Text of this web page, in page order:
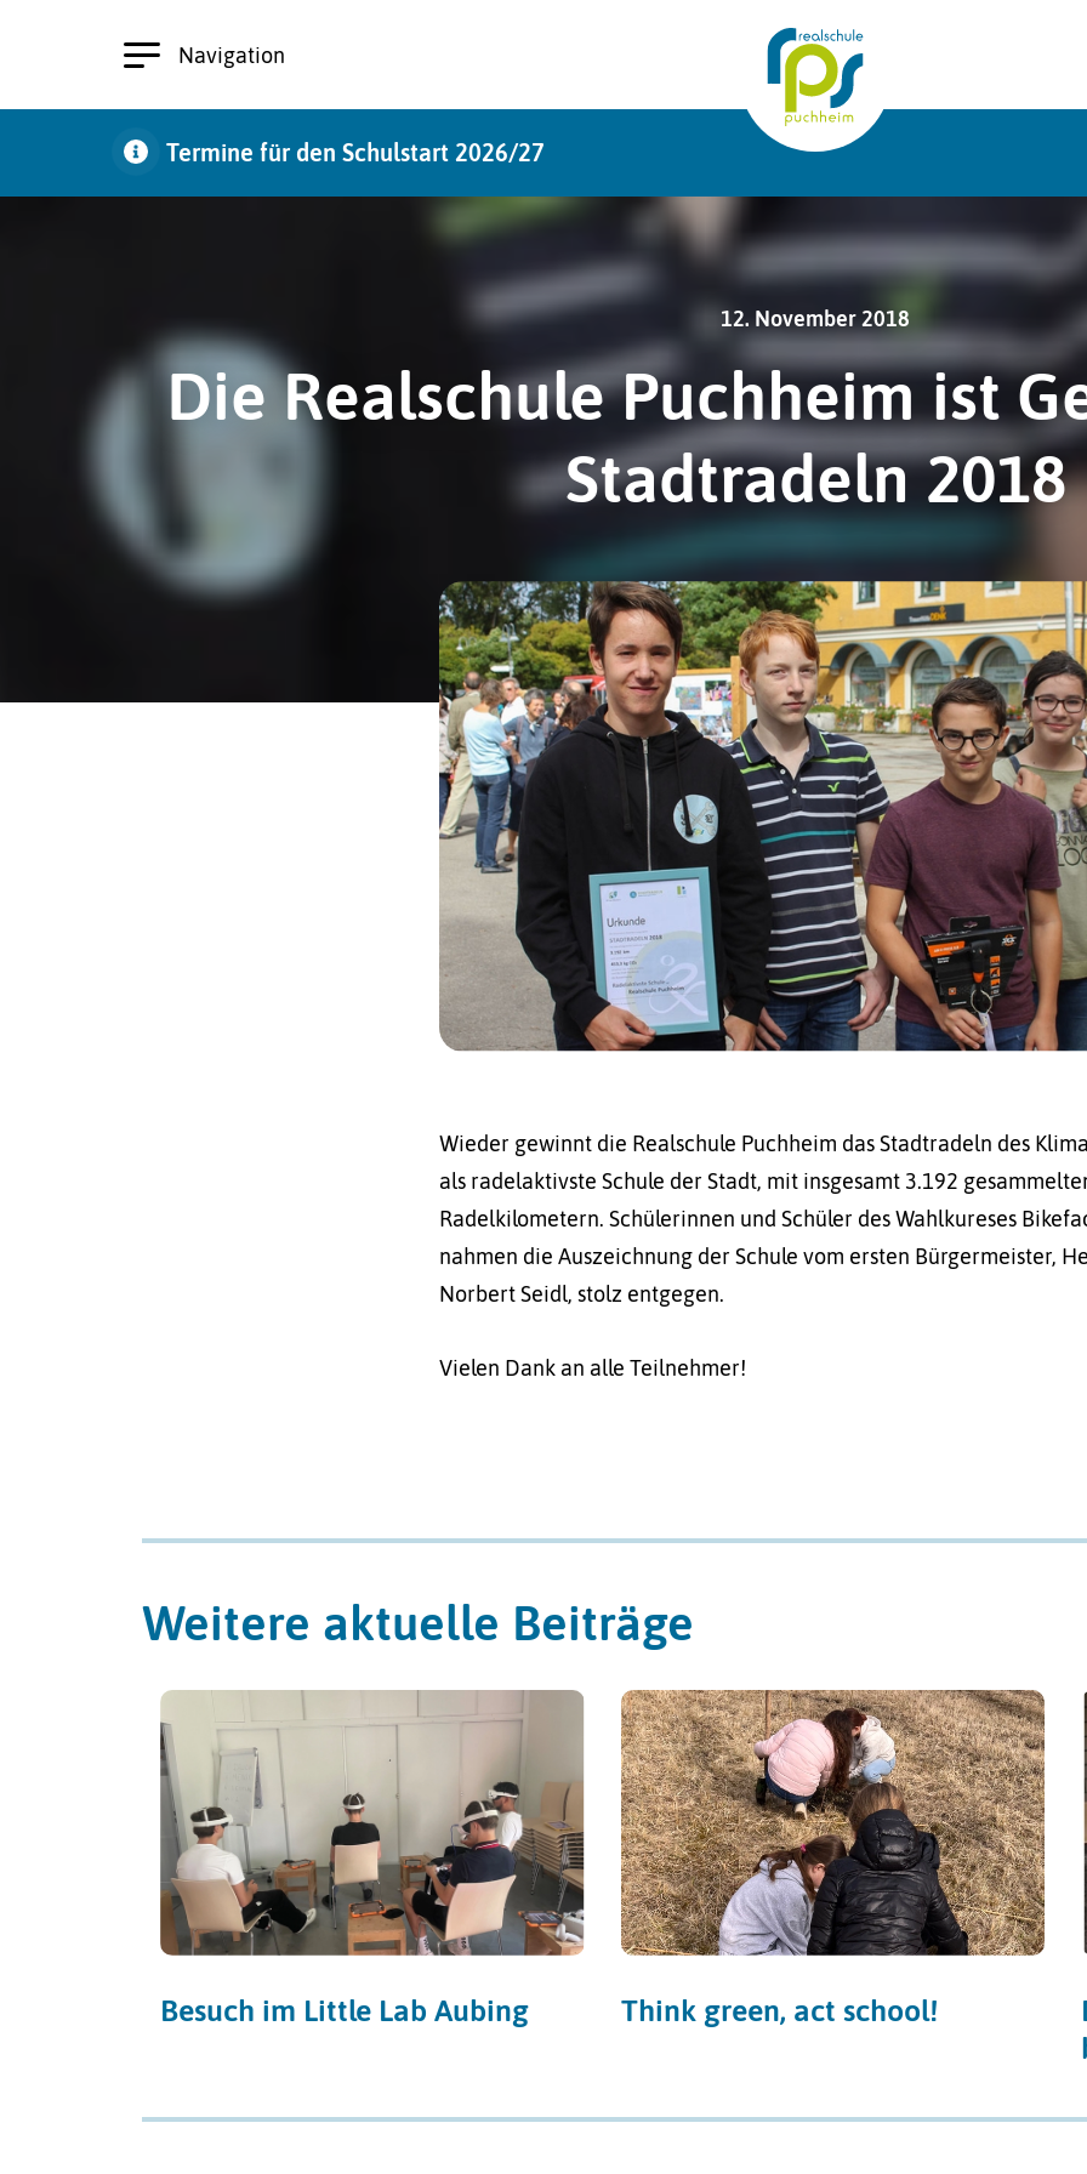
Navigation
Termine für den Schulstart 2026/27
12. November 2018
Die Realschule Puchheim ist
Stadtradeln 2018
Wieder gewinnt die Realschule Puchheim das Stadtradeln des
als radelaktivste Schule der Stadt, mit insgesamt 3.192
Radelkilometern. Schülerinnen und Schüler des Wahlkureses
nahmen die Auszeichnung der Schule vom ersten Bürgermeister,
Norbert Seidl, stolz entgegen.
Vielen Dank an alle Teilnehmer!
Weitere aktuelle Beiträge
Besuch im Little Lab Aubing Think green, act school!